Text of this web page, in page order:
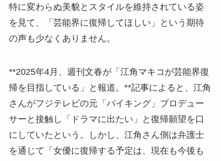
特に変わらぬ美貌とスタイルを維持されている姿
を見て、「芸能界に復帰してほしい」という期待
の声も少なくありません。
**2025年4月、週刊文春が「江角マキコが芸能界復
帰を目指している」と報道。**記事によると、江角
さんがフジテレビの元「バイキング」プロデュー
サーと接触し「ドラマに出たい」と復帰願望を口
にしていたという。しかし、江角さん側は弁護士
を通じて「女優に復帰する予定は、現在も今後も